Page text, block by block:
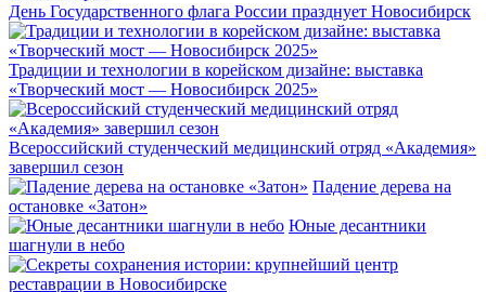
День Государственного флага России празднует Новосибирск
Традиции и технологии в корейском дизайне: выставка
«Творческий мост — Новосибирск 2025»
Всероссийский студенческий медицинский отряд «Академия»
завершил сезон
Падение дерева на
остановке «Затон»
Юные десантники
шагнули в небо